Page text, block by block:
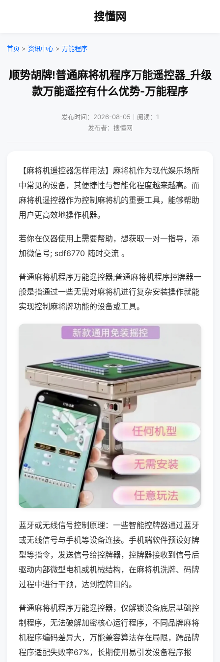
搜懂网
首页 > 资讯中心 > 万能程序
顺势胡牌!普通麻将机程序万能遥控器_升级
款万能遥控有什么优势-万能程序
发布时间：2026-08-05｜阅读：1
发布者：搜懂网
【麻将机遥控器怎样用法】麻将机作为现代娱乐场所
中常见的设备，其便捷性与智能化程度越来越高。而
麻将机遥控器作为控制麻将机的重要工具，能够帮助
用户更高效地操作机器。
若你在仪器使用上需要帮助，想获取一对一指导，添
加微信号; sdf6770 随时交流 。
普通麻将机程序万能遥控器;普通麻将机程序控牌器一
般是指通过一些无需对麻将机进行复杂安装操作就能
实现控制麻将牌功能的设备或工具。
蓝牙或无线信号控制原理：一些智能控牌器通过蓝牙
或无线信号与手机等设备连接。手机端软件预设好牌
型等指令，发送信号给控牌器，控牌器接收到信号后
驱动内部微型电机或机械结构，在麻将机洗牌、码牌
过程中进行干预，达到控牌目的。
普通麻将机程序万能遥控器，仅解锁设备底层基础控
制程序，无法破解加密核心运行程序，不同品牌麻将
机程序编码差异大，万能兼容算法存在局限，跨品牌
程序适配失败率67%，长期使用易引发设备程序报